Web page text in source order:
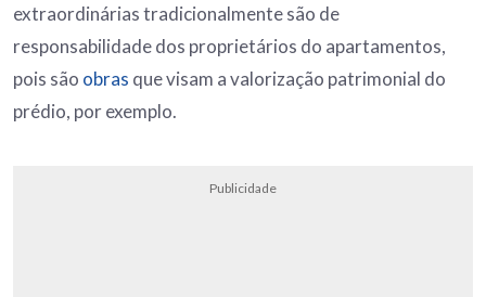
extraordinárias tradicionalmente são de
responsabilidade dos proprietários do apartamentos,
pois são obras que visam a valorização patrimonial do
prédio, por exemplo.
Publicidade